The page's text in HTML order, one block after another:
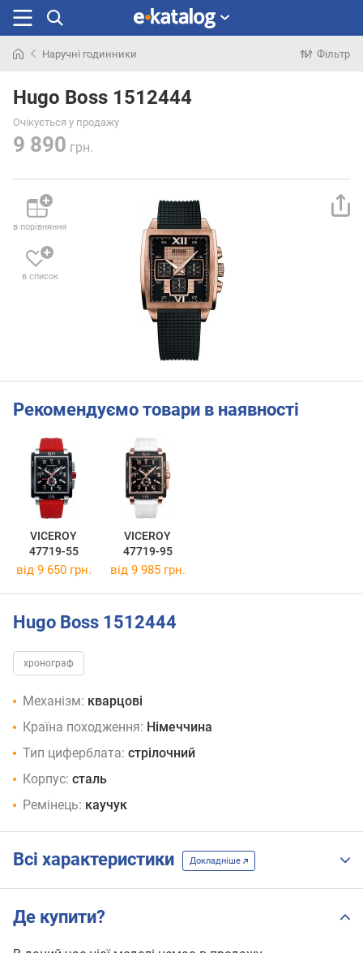
раніше
Наручні годинники Фільтр
Hugo Boss 1512444
Очікується у продажу
9 890 грн.
в порівняння
в список
Рекомендуємо товари в наявності
VICEROY
47719-55
VICEROY
47719-95
від 9 650 грн. від 9 985 грн.
Hugo Boss 1512444
хронограф
Механізм: кварцові
Країна походження: Німеччина
Тип циферблата: стрілочний
Корпус: сталь
Ремінець: каучук
Всі характеристики Докладніше
Де купити?